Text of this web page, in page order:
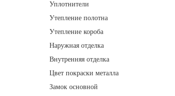
Уплотнители
Утепление полотна
Утепление короба
Наружная отделка
Внутренняя отделка
Цвет покраски металла
Замок основной